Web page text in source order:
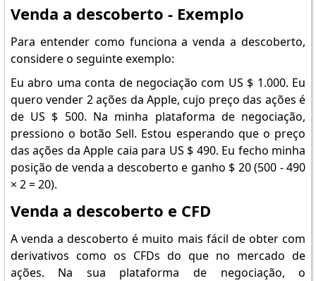
Venda a descoberto - Exemplo
Para entender como funciona a venda a descoberto,
considere o seguinte exemplo:
Eu abro uma conta de negociação com US $ 1.000. Eu
quero vender 2 ações da Apple, cujo preço das ações é
de US $ 500. Na minha plataforma de negociação,
pressiono o botão Sell. Estou esperando que o preço
das ações da Apple caia para US $ 490. Eu fecho minha
posição de venda a descoberto e ganho $ 20 (500 - 490
× 2 = 20).
Venda a descoberto e CFD
A venda a descoberto é muito mais fácil de obter com
derivativos como os CFDs do que no mercado de
ações. Na sua plataforma de negociação, o